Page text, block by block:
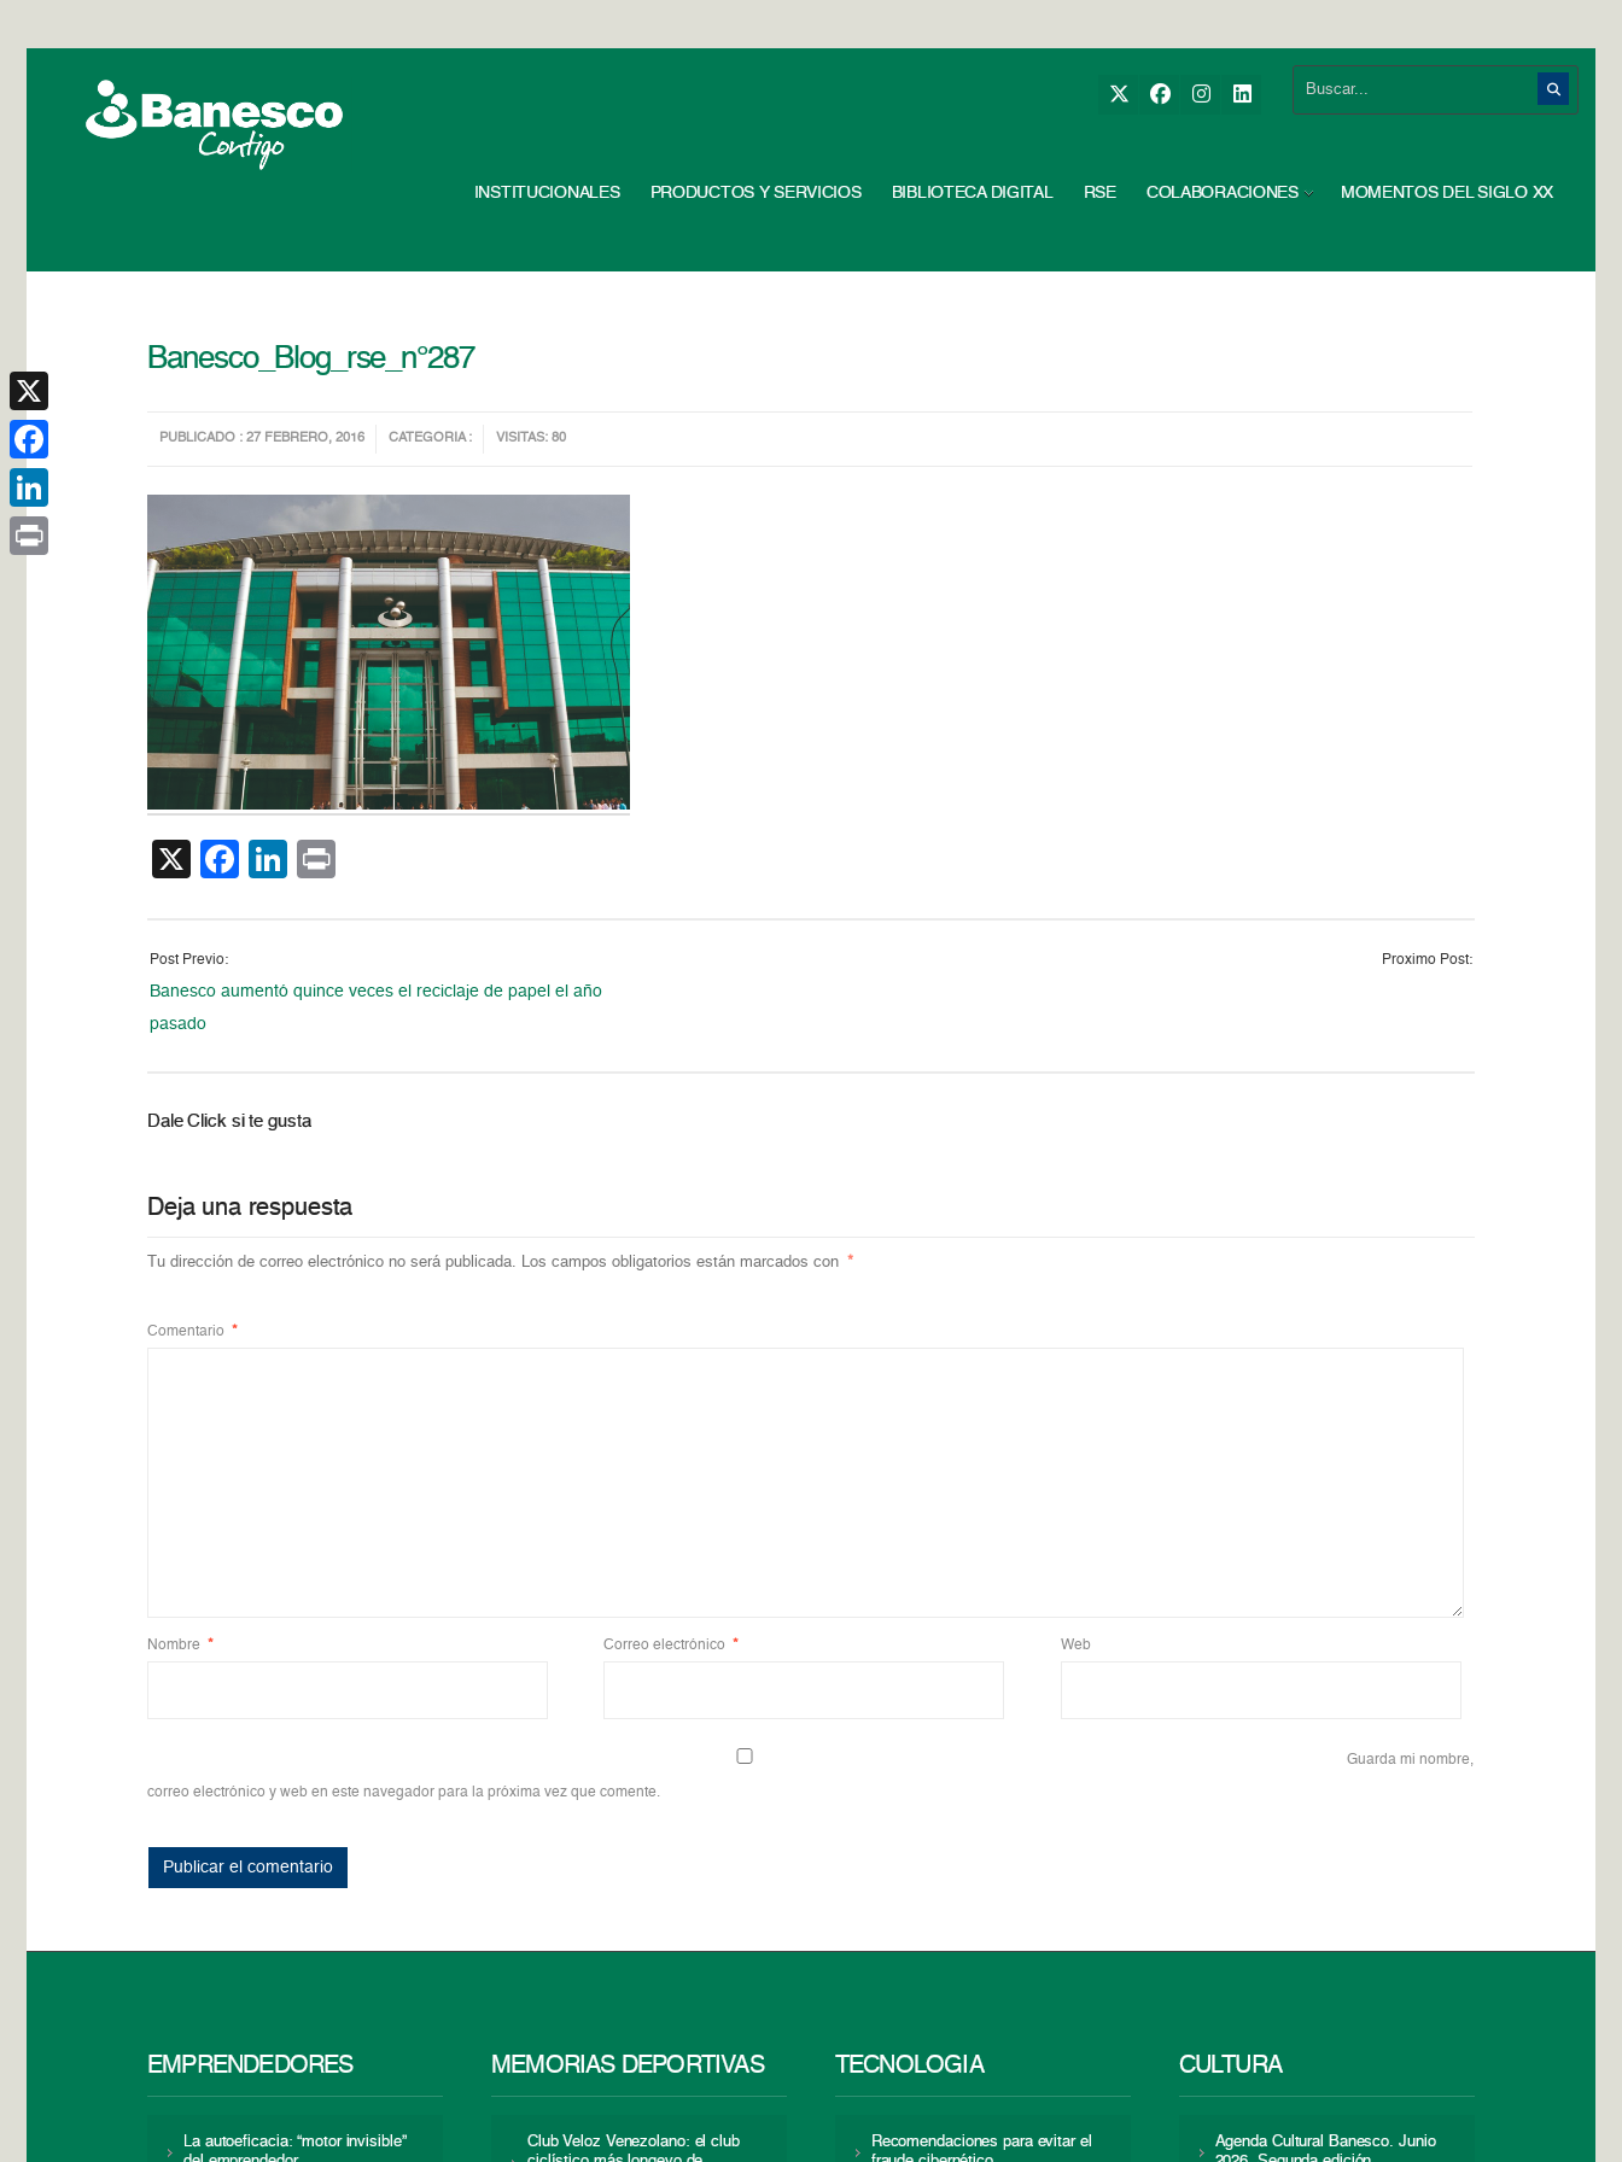
INSTITUCIONALES PRODUCTOS Y SERVICIOS BIBLIOTECA DIGITAL RSE COLABORACIONES MOMENTOS DEL SIGLO XX
Banesco_Blog_rse_n°287
PUBLICADO : 27 FEBRERO, 2016 CATEGORIA : VISITAS: 80
X Facebook
LinkedIn
Post Previo:
Banesco aumentó quince veces el reciclaje de papel el año
pasado
Proximo Post:
Dale Click si te gusta
Deja una respuesta
Tu dirección de correo electrónico no será publicada. Los campos obligatorios están marcados con *
Comentario *
Nombre * Correo electrónico * Web
Guarda mi nombre,
correo electrónico y web en este navegador para la próxima vez que comente.
EMPRENDEDORES
La autoeficacia: “motor invisible”
MEMORIAS DEPORTIVAS
Club Veloz Venezolano: el club
TECNOLOGÍA
Recomendaciones para evitar el
CULTURA
Agenda Cultural Banesco. Junio
X
Facebook
LinkedIn